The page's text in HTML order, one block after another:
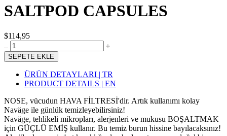
SALTPOD CAPSULES
$114,95
SEPETE EKLE
ÜRÜN DETAYLARI | TR
PRODUCT DETAILS | EN
NOSE, vücudun HAVA FİLTRESİ'dir. Artık kullanımı kolay
Naväge ile günlük temizleyebilirsiniz!
Naväge, tehlikeli mikropları, alerjenleri ve mukusu BOŞALTMAK
için GÜÇLÜ EMİŞ kullanır. Bu temiz burun hissine bayılacaksınız!